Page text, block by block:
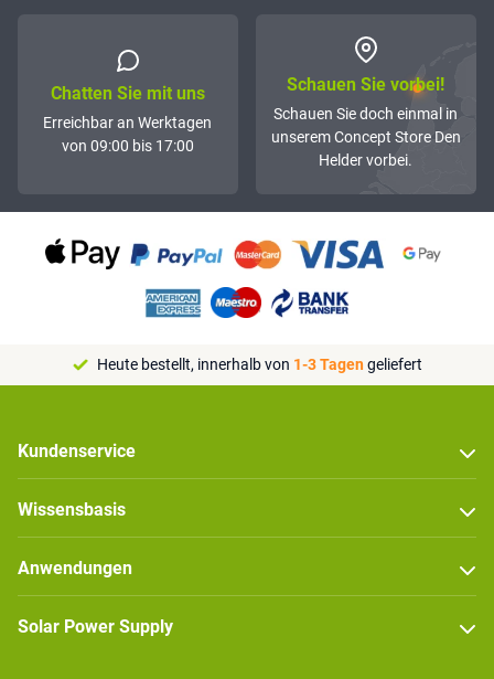
Chatten Sie mit uns
Erreichbar an Werktagen
von 09:00 bis 17:00
Schauen Sie vorbei!
Schauen Sie doch einmal in
unserem Concept Store Den
Helder vorbei.
Heute bestellt, innerhalb von 1-3 Tagengeliefert
Kundenservice
Wissensbasis
Anwendungen
Solar Power Supply